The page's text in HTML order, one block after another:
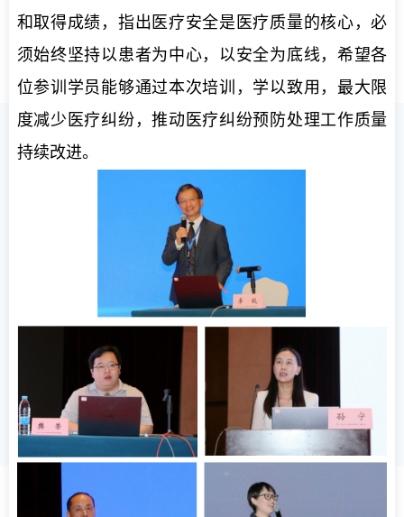
和取得成绩，指出医疗安全是医疗质量的核心，必
须始终坚持以患者为中心，以安全为底线，希望各
位参训学员能够通过本次培训，学以致用，最大限
度减少医疗纠纷，推动医疗纠纷预防处理工作质量
持续改进。